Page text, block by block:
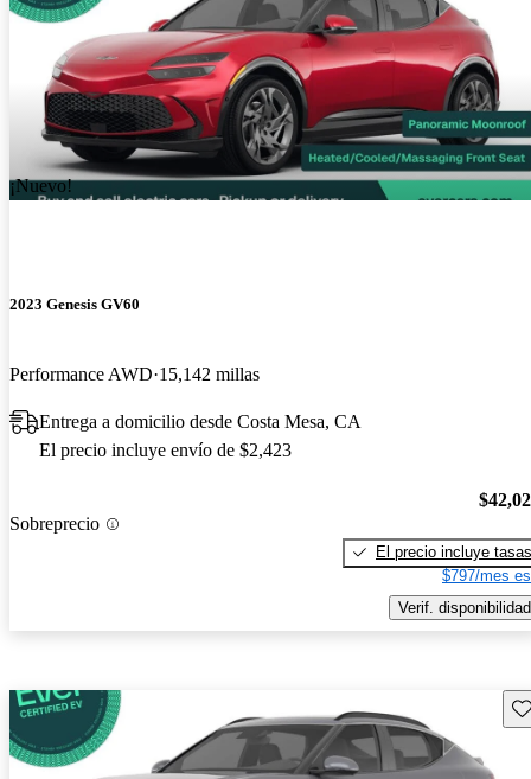
¡Nuevo!
2023 Genesis GV60
Performance AWD 15,142 millas
Entrega a domicilio desde Costa Mesa, CA
El precio incluye envío de $2,423
Sobreprecio
El precio incluye tasas
$797/mes
Verif. disponibilidad